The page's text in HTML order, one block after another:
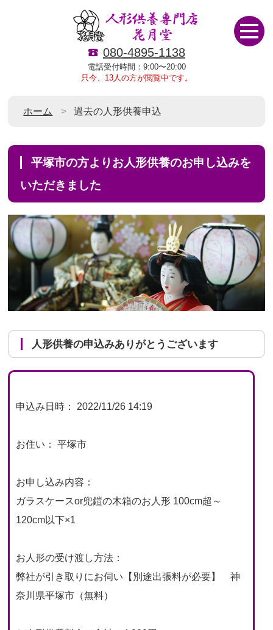
080-4895-1138
電話受付時間：9:00〜20:00
只今、13人の方が閲覧中です。
ホーム 過去の人形供養申込
平塚市の方よりお人形供養のお申し込みを
いただきました
人形供養の申込みありがとうございます
申込み日時： 2022/11/26 14:19
お住い： 平塚市
お申し込み内容：
ガラスケースor兜鎧の木箱のお人形 100cm超～
120cm以下×1
お人形の受け渡し方法：
弊社が引き取りにお伺い【別途出張料が必要】 神
奈川県平塚市（無料）